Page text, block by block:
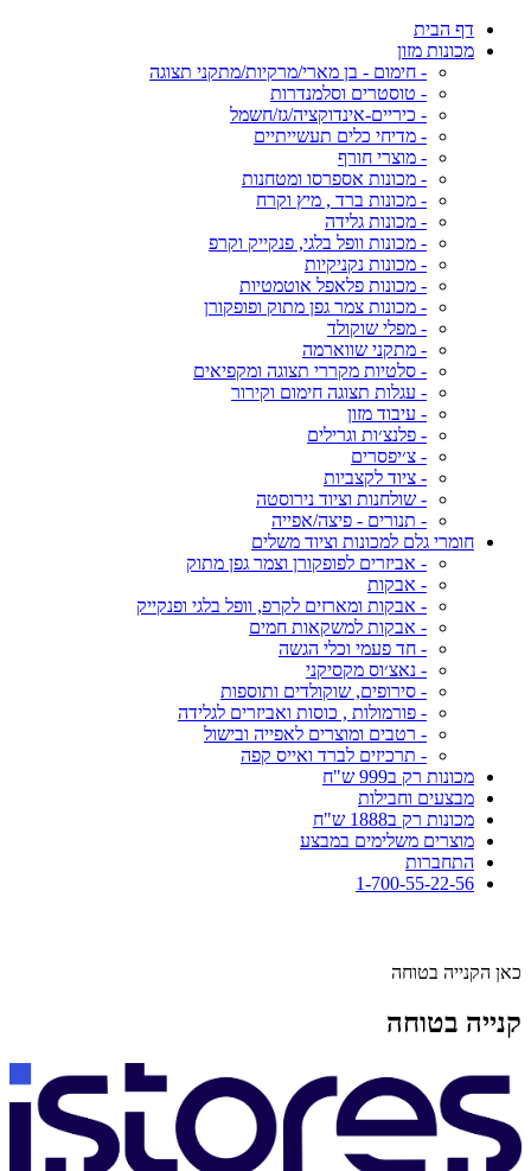
דף הבית
מכונות מזון
- חימום - בן מארי/מרקיות/מתקני תצוגה
- טוסטרים וסלמנדרות
- כיריים-אינדוקציה/גז/חשמל
- מדיחי כלים תעשייתיים
- מוצרי חורף
- מכונות אספרסו ומטחנות
- מכונות ברד , מיץ וקרח
- מכונות גלידה
- מכונות וופל בלגי, פנקייק וקרפ
- מכונות נקניקיות
- מכונות פלאפל אוטמטיות
- מכונות צמר גפן מתוק ופופקורן
- מפלי שוקולד
- מתקני שווארמה
- סלטיות מקררי תצוגה ומקפיאים
- עגלות תצוגה חימום וקירור
- עיבוד מזון
- פלנצ׳ות וגרילים
- צ׳יפסרים
- ציוד לקצביות
- שולחנות וציוד נירוסטה
- תנורים - פיצה/אפייה
חומרי גלם למכונות וציוד משלים
- אביזרים לפופקורן וצמר גפן מתוק
- אבקות
- אבקות ומארזים לקרפ, וופל בלגי ופנקייק
- אבקות למשקאות חמים
- חד פעמי וכלי הגשה
- נאצ׳וס מקסיקני
- סירופים, שוקולדים ותוספות
- פורמולות , כוסות ואביזרים לגלידה
- רטבים ומוצרים לאפייה ובישול
- תרכיזים לברד ואייס קפה
מכונות רק ב999 ש"ח
מבצעים וחבילות
מכונות רק ב1888 ש"ח
מוצרים משלימים במבצע
התחברות
1-700-55-22-56
כאן הקנייה בטוחה
קנייה בטוחה